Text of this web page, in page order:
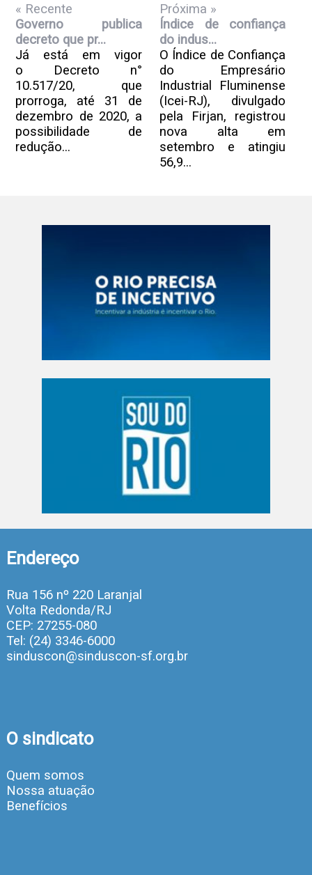
« Recente
Governo publica
decreto que pr...
Já está em vigor
o Decreto n°
10.517/20, que
prorroga, até 31 de
dezembro de 2020, a
possibilidade de
redução...
Próxima »
Índice de confiança
do indus...
O Índice de Confiança
do Empresário
Industrial Fluminense
(Icei-RJ), divulgado
pela Firjan, registrou
nova alta em
setembro e atingiu
56,9...
Endereço
Rua 156 nº 220 Laranjal
Volta Redonda/RJ
CEP: 27255-080
Tel: (24) 3346-6000
sinduscon@sinduscon-sf.org.br
O sindicato
Quem somos
Nossa atuação
Benefícios